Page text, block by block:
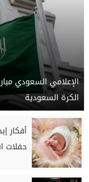
الإعلامي السعودي
الكرة السعودية
أفكار
حفلات